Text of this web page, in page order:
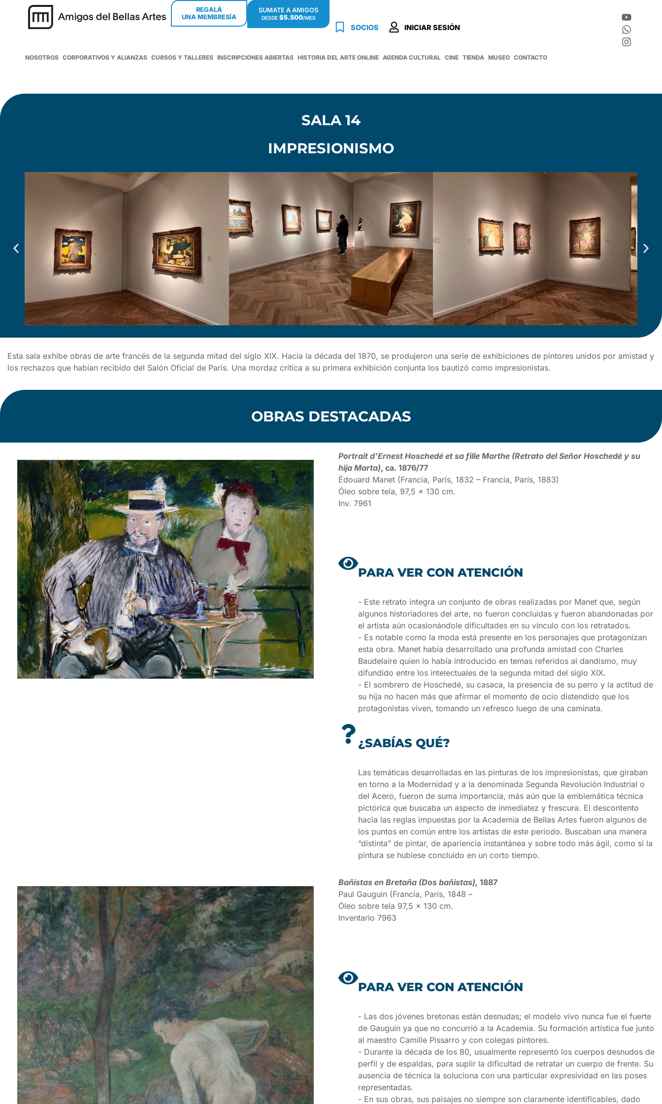
REGALÁ
UNA MEMBRESÍA
SUMATE A AMIGOS
DESDE $5.500/MES
SOCIOS INICIAR SESIÓN
NOSOTROS CORPORATIVOS Y ALIANZAS CURSOS Y TALLERES INSCRIPCIONES ABIERTAS HISTORIA DEL ARTE ONLINE AGENDA CULTURAL CINE TIENDA MUSEO CONTACTO
SALA 14
IMPRESIONISMO
Esta sala exhibe obras de arte francés de la segunda mitad del siglo XIX. Hacia la década del 1870, se produjeron una serie de exhibiciones de pintores unidos por amistad y
los rechazos que habían recibido del Salón Oficial de París. Una mordaz crítica a su primera exhibición conjunta los bautizó como impresionistas.
OBRAS DESTACADAS
Portrait d’Ernest Hoschedé et sa fille Marthe (Retrato del Señor Hoschedé y su
hija Marta), ca. 1876/77
Édouard Manet (Francia, París, 1832 – Francia, París, 1883)
Óleo sobre tela, 97,5 x 130 cm.
Inv. 7961
PARA VER CON ATENCIÓN
- Este retrato integra un conjunto de obras realizadas por Manet que, según
algunos historiadores del arte, no fueron concluidas y fueron abandonadas por
el artista aún ocasionándole dificultades en su vínculo con los retratados.
- Es notable como la moda está presente en los personajes que protagonizan
esta obra. Manet había desarrollado una profunda amistad con Charles
Baudelaire quien lo había introducido en temas referidos al dandismo, muy
difundido entre los intelectuales de la segunda mitad del siglo XIX.
- El sombrero de Hoschedé, su casaca, la presencia de su perro y la actitud de
su hija no hacen más que afirmar el momento de ocio distendido que los
protagonistas viven, tomando un refresco luego de una caminata.
¿SABÍAS QUÉ?
Las temáticas desarrolladas en las pinturas de los impresionistas, que giraban
en torno a la Modernidad y a la denominada Segunda Revolución Industrial o
del Acero, fueron de suma importancia, más aún que la emblemática técnica
pictórica que buscaba un aspecto de inmediatez y frescura. El descontento
hacia las reglas impuestas por la Academia de Bellas Artes fueron algunos de
los puntos en común entre los artistas de este período. Buscaban una manera
“distinta” de pintar, de apariencia instantánea y sobre todo más ágil, como si la
pintura se hubiese concluido en un corto tiempo.
Bañistas en Bretaña (Dos bañistas), 1887
Paul Gauguin (Francia, París, 1848 –
Óleo sobre tela 97,5 x 130 cm.
Inventario 7963
PARA VER CON ATENCIÓN
- Las dos jóvenes bretonas están desnudas; el modelo vivo nunca fue el fuerte
de Gauguin ya que no concurrió a la Academia. Su formación artística fue junto
al maestro Camille Pissarro y con colegas pintores.
- Durante la década de los 80, usualmente representó los cuerpos desnudos de
perfil y de espaldas, para suplir la dificultad de retratar un cuerpo de frente. Su
ausencia de técnica la soluciona con una particular expresividad en las poses
representadas.
- En sus obras, sus paisajes no siempre son claramente identificables, dado